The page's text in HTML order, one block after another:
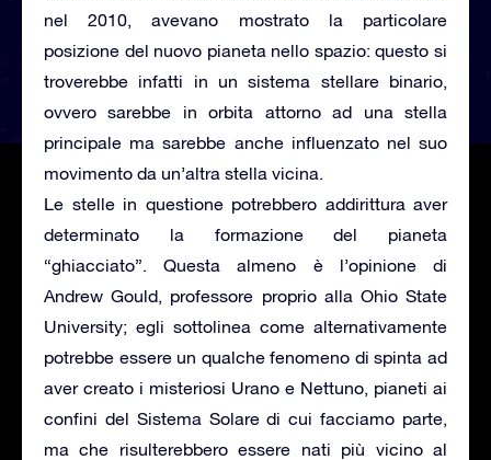
nel 2010, avevano mostrato la particolare
posizione del nuovo pianeta nello spazio: questo si
troverebbe infatti in un sistema stellare binario,
ovvero sarebbe in orbita attorno ad una stella
principale ma sarebbe anche influenzato nel suo
movimento da un’altra stella vicina.
Le stelle in questione potrebbero addirittura aver
determinato la formazione del pianeta
“ghiacciato”. Questa almeno è l’opinione di
Andrew Gould, professore proprio alla Ohio State
University; egli sottolinea come alternativamente
potrebbe essere un qualche fenomeno di spinta ad
aver creato i misteriosi Urano e Nettuno, pianeti ai
confini del Sistema Solare di cui facciamo parte,
ma che risulterebbero essere nati più vicino al